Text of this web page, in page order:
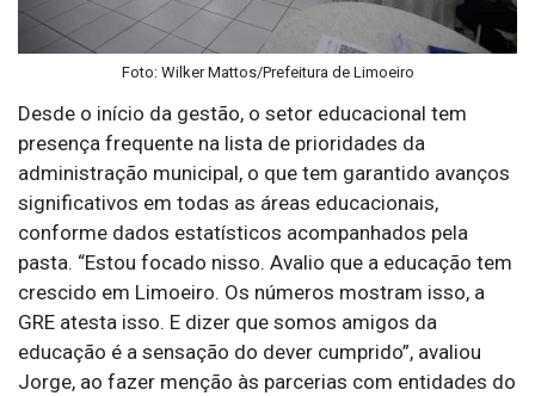
Foto: Wilker Mattos/Prefeitura de Limoeiro
Desde o início da gestão, o setor educacional tem
presença frequente na lista de prioridades da
administração municipal, o que tem garantido avanços
significativos em todas as áreas educacionais,
conforme dados estatísticos acompanhados pela
pasta. “Estou focado nisso. Avalio que a educação tem
crescido em Limoeiro. Os números mostram isso, a
GRE atesta isso. E dizer que somos amigos da
educação é a sensação do dever cumprido”, avaliou
Jorge, ao fazer menção às parcerias com entidades do